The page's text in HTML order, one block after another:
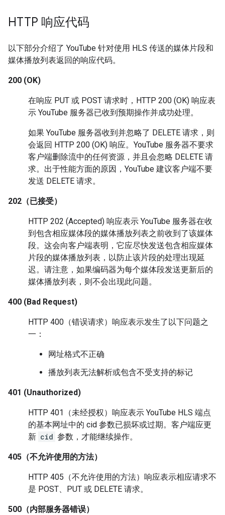
HTTP 响应代码
以下部分介绍了 YouTube 针对使用 HLS 传送的媒体片段和
媒体播放列表返回的响应代码。
200 (OK)
在响应 PUT 或 POST 请求时，HTTP 200 (OK) 响应表
示 YouTube 服务器已收到预期操作并成功处理。
如果 YouTube 服务器收到并忽略了 DELETE 请求，则
会返回 HTTP 200 (OK) 响应。YouTube 服务器不要求
客户端删除流中的任何资源，并且会忽略 DELETE 请
求。出于性能方面的原因，YouTube 建议客户端不要
发送 DELETE 请求。
202（已接受）
HTTP 202 (Accepted) 响应表示 YouTube 服务器在收
到包含相应媒体段的媒体播放列表之前收到了该媒体
段。这会向客户端表明，它应尽快发送包含相应媒体
片段的媒体播放列表，以防止该片段的处理出现延
迟。请注意，如果编码器为每个媒体段发送更新后的
媒体播放列表，则不会出现此问题。
400 (Bad Request)
HTTP 400（错误请求）响应表示发生了以下问题之
一：
网址格式不正确
播放列表无法解析或包含不受支持的标记
401 (Unauthorized)
HTTP 401（未经授权）响应表示 YouTube HLS 端点
的基本网址中的 cid 参数已损坏或过期。客户端应更
新 cid 参数，才能继续操作。
405（不允许使用的方法）
HTTP 405（不允许使用的方法）响应表示相应请求不
是 POST、PUT 或 DELETE 请求。
500（内部服务器错误）